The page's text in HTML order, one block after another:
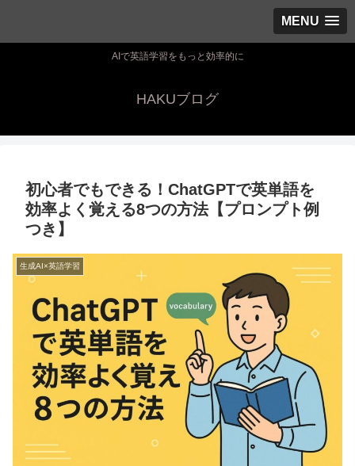
MENU
AIで英語学習をもっと効率的に
HAKUブログ
初心者でもできる！ChatGPTで英単語を
効率よく覚える8つの方法【プロンプト例
つき】
生成AI×英語学習